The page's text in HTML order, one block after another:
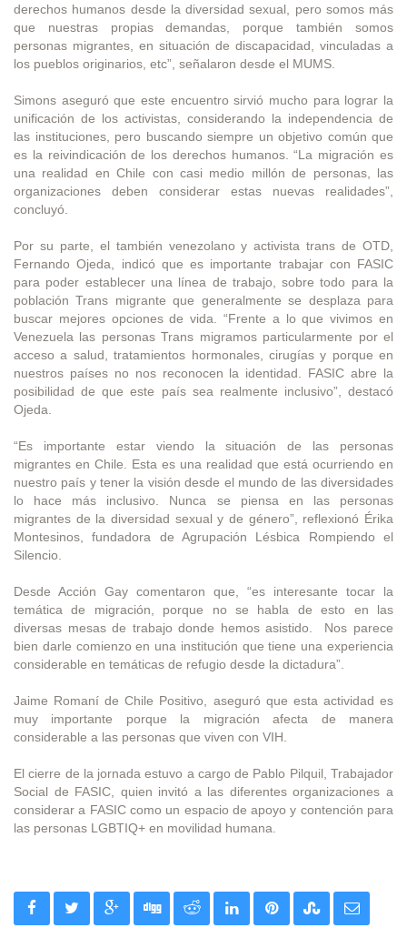
derechos humanos desde la diversidad sexual, pero somos más
que nuestras propias demandas, porque también somos
personas migrantes, en situación de discapacidad, vinculadas a
los pueblos originarios, etc”, señalaron desde el MUMS.
Simons aseguró que este encuentro sirvió mucho para lograr la
unificación de los activistas, considerando la independencia de
las instituciones, pero buscando siempre un objetivo común que
es la reivindicación de los derechos humanos. “La migración es
una realidad en Chile con casi medio millón de personas, las
organizaciones deben considerar estas nuevas realidades”,
concluyó.
Por su parte, el también venezolano y activista trans de OTD,
Fernando Ojeda, indicó que es importante trabajar con FASIC
para poder establecer una línea de trabajo, sobre todo para la
población Trans migrante que generalmente se desplaza para
buscar mejores opciones de vida. “Frente a lo que vivimos en
Venezuela las personas Trans migramos particularmente por el
acceso a salud, tratamientos hormonales, cirugías y porque en
nuestros países no nos reconocen la identidad. FASIC abre la
posibilidad de que este país sea realmente inclusivo”, destacó
Ojeda.
“Es importante estar viendo la situación de las personas
migrantes en Chile. Esta es una realidad que está ocurriendo en
nuestro país y tener la visión desde el mundo de las diversidades
lo hace más inclusivo. Nunca se piensa en las personas
migrantes de la diversidad sexual y de género”, reflexionó Érika
Montesinos, fundadora de Agrupación Lésbica Rompiendo el
Silencio.
Desde Acción Gay comentaron que, “es interesante tocar la
temática de migración, porque no se habla de esto en las
diversas mesas de trabajo donde hemos asistido. Nos parece
bien darle comienzo en una institución que tiene una experiencia
considerable en temáticas de refugio desde la dictadura”.
Jaime Romaní de Chile Positivo, aseguró que esta actividad es
muy importante porque la migración afecta de manera
considerable a las personas que viven con VIH.
El cierre de la jornada estuvo a cargo de Pablo Pilquil, Trabajador
Social de FASIC, quien invitó a las diferentes organizaciones a
considerar a FASIC como un espacio de apoyo y contención para
las personas LGBTIQ+ en movilidad humana.